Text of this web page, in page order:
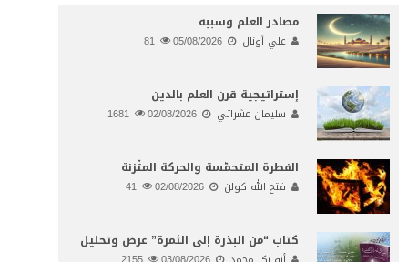
مصادر العلم وسببه
علي أونال 05/08/2026
إستراتيجية قرن العلم بالدين
سليمان عشراتي 02/08/2026
الفطرة المتحمّسة والحركة المتّزنة
فتح الله كولن 02/08/2026
كتاب “من البذرة إلى الثمرة” عرض وتحليل